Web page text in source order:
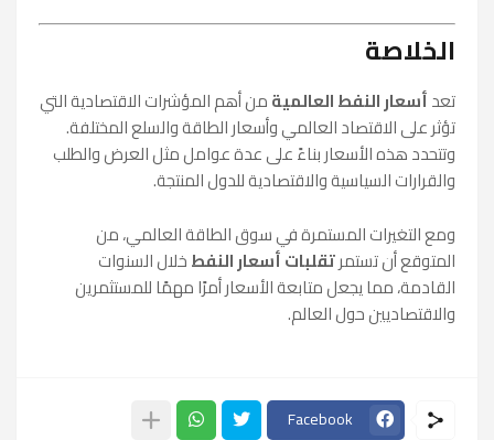
الخلاصة
تعدأسعار النفط العالميةمن أهم المؤشرات الاقتصادية التي
تؤثر على الاقتصاد العالمي وأسعار الطاقة والسلع المختلفة.
وتتحدد هذه الأسعار بناءً على عدة عوامل مثل العرض والطلب
والقرارات السياسية والاقتصادية للدول المنتجة.
ومع التغيرات المستمرة في سوق الطاقة العالمي، من
المتوقع أن تستمرتقلبات أسعار النفطخلال السنوات
القادمة، مما يجعل متابعة الأسعار أمرًا مهمًا للمستثمرين
والاقتصاديين حول العالم.
Facebook